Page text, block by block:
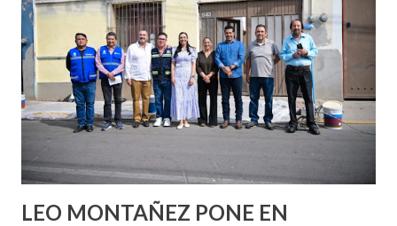
o expertas en el tema. Siempre hay algo nuevo que
aprender y nuevas experiencias que conocer. Si eres una
chica y aún no has tenido relaciones sexuales, tal vez
pienses que el sexo será increíble y no puedas esperar para
experimentarlo, pero como cualquier persona con
experiencia te dirá, siempre es mejor cuando ambas partes
son suficientemen...
LEO MONTAÑEZ PONE EN